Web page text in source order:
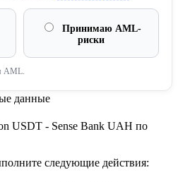
Принимаю AML-
риски
AML.
данные
USDT - Sense Bank UAH по
следующие действия: